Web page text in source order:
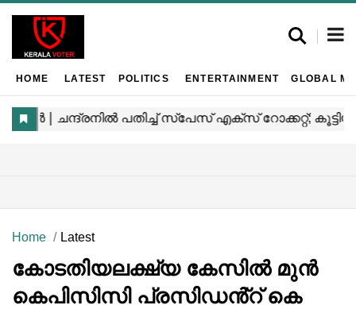
HOME LATEST POLITICS ENTERTAINMENT GLOBAL
Home Latest
കോടതിയലക്ഷ്യ കേസിൽ മുൻ
കെപിസിസി പ്രസിഡൻ്റ് കെ